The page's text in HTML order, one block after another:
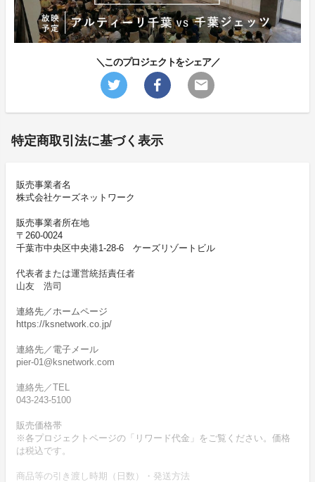
＼このプロジェクトをシェア／
特定商取引法に基づく表示
販売事業者名
株式会社ケーズネットワーク
販売事業者所在地
〒260-0024
千葉市中央区中央港1-28-6 ケーズリゾートビル
代表者または運営統括責任者
山友 浩司
連絡先／ホームページ
https://ksnetwork.co.jp/
連絡先／電子メール
pier-01@ksnetwork.com
連絡先／TEL
043-243-5100
販売価格帯
※各プロジェクトページの「リワード代金」をご覧ください。価格
は税込です。
商品等の引き渡し時期（日数）・発送方法